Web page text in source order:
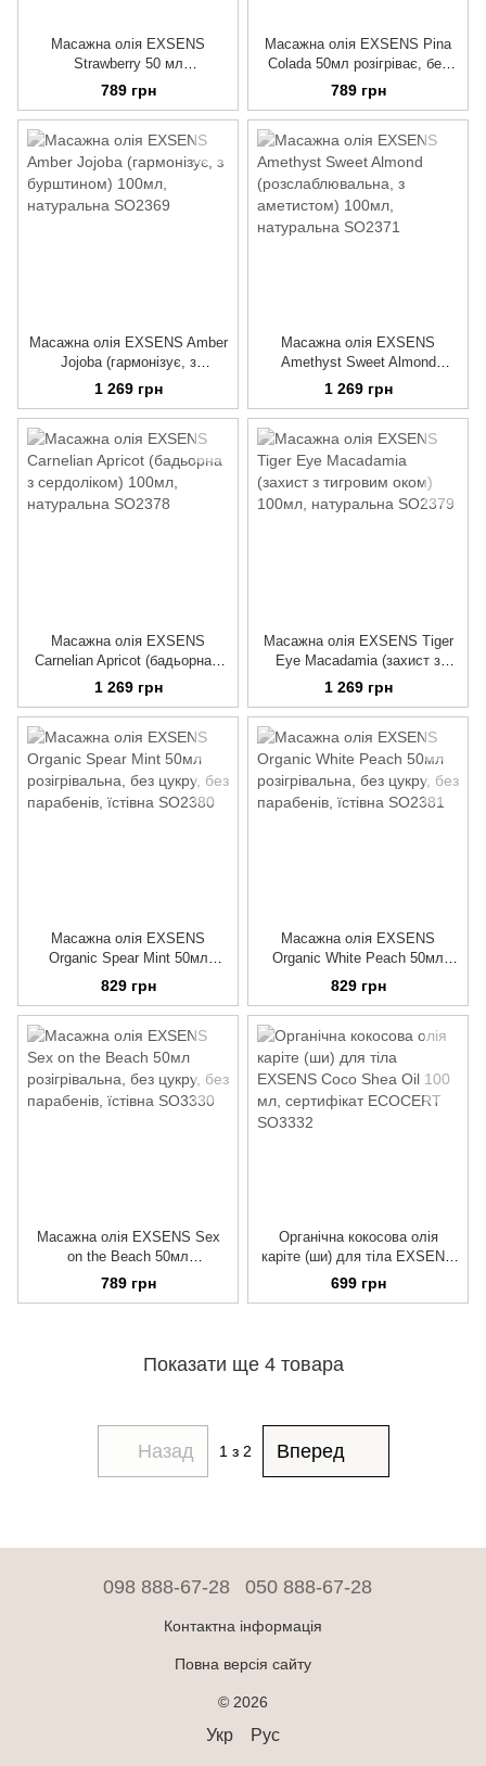
Масажна олія EXSENS
Strawberry 50 мл
розігрівальна, без цукру, без
парабенів, їстівна
789 грн
Масажна олія EXSENS Pina
Colada 50мл розігріває, без
цукру, без парабенів, їстівна
789 грн
Масажна олія EXSENS Amber
Jojoba (гармонізує, з
бурштином) 100мл,
натуральна
1 269 грн
Масажна олія EXSENS
Amethyst Sweet Almond
(розслаблювальна, з
аметистом) 100мл,
натуральна
1 269 грн
Масажна олія EXSENS
Carnelian Apricot (бадьорна з
сердоліком) 100мл,
натуральна
1 269 грн
Масажна олія EXSENS Tiger
Eye Macadamia (захист з
тигровим оком) 100мл,
натуральна
1 269 грн
Масажна олія EXSENS
Organic Spear Mint 50мл
розігрівальна, без цукру, без
парабенів, їстівна
829 грн
Масажна олія EXSENS
Organic White Peach 50мл
розігрівальна, без цукру, без
парабенів, їстівна
829 грн
Масажна олія EXSENS Sex
on the Beach 50мл
розігрівальна, без цукру, без
парабенів, їстівна
789 грн
Органічна кокосова олія
каріте (ши) для тіла EXSENS
Coco Shea Oil 100 мл,
сертифікат ECOCERT
699 грн
Показати ще 4 товара
Назад 1з 2 Вперед
098 888-67-28 050 888-67-28
Контактна інформація
Повна версія сайту
© 2026
Укр Рус